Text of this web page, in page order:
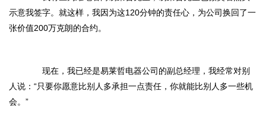
示意我签字。就这样，我因为这120分钟的责任心，为公司换回了一
张价值200万克朗的合约。
现在，我已经是易莱哲电器公司的副总经理，我经常对别
人说：“只要你愿意比别人多承担一点责任，你就能比别人多一些机
会。”